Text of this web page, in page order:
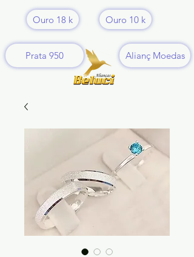
Ouro 18 k Ouro 10 k
Prata 950 Alianç Moedas